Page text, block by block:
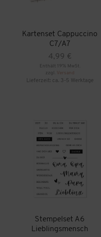
Kartenset Cappuccino
C7/A7
4,99 €
Enthält 19% MwSt.
zzgl. Versand
Lieferzeit: ca. 3-5 Werktage
Stempelset A6
Lieblingsmensch